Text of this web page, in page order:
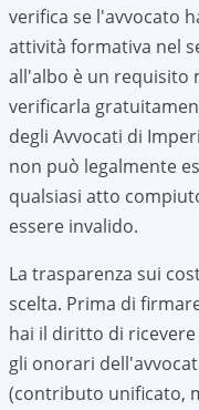
verifica se l'avvocato
attività formativa nel
all'albo è un requisito
verificarla
degli Avvocati di
non può legalmente
qualsiasi atto
essere invalido.
La trasparenza sui
scelta. Prima di
hai il diritto di
gli onorari
(contributo unificato,